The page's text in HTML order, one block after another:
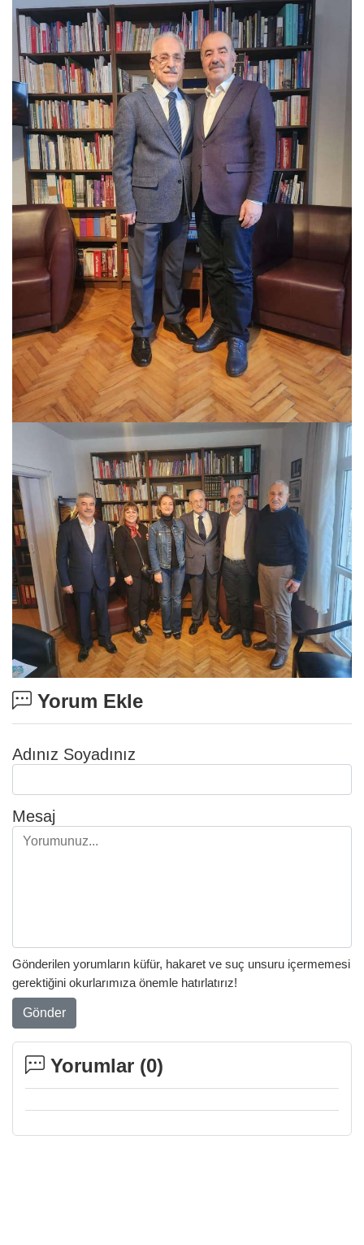
Yorum Ekle
Adınız Soyadınız
Mesaj
Gönderilen yorumların küfür, hakaret ve suç unsuru içermemesi
gerektiğini okurlarımıza önemle hatırlatırız!
Gönder
Yorumlar (0)